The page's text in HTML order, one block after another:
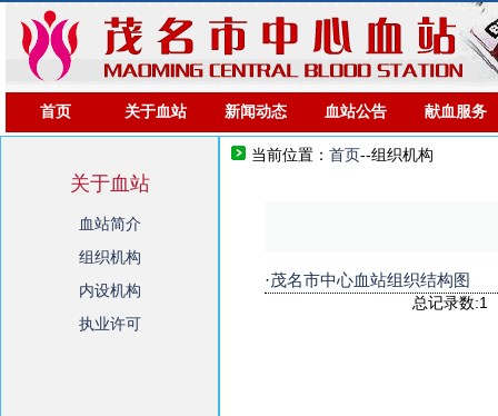
首页 关于血站 新闻动态 血站公告 献血服务
关于血站
血站简介
组织机构
内设机构
执业许可
当前位置： 首页--组织机构
·茂名市中心血站组织结构图
总记录